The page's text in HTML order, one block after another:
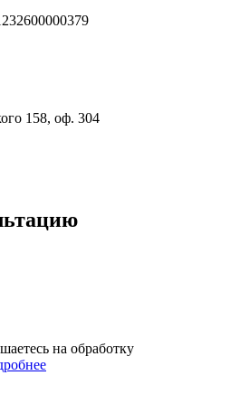
158, оф. 304
на обработку